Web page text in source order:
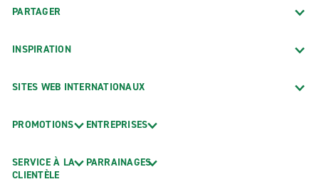
PARTAGER
INSPIRATION
SITES WEB INTERNATIONAUX
PROMOTIONS
SERVICE À LA
CLIENTÈLE
ENTREPRISES
PARRAINAGES